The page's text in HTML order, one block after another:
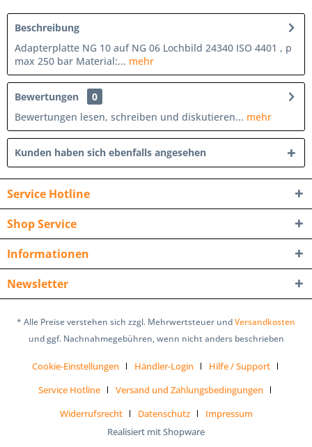
Beschreibung
Adapterplatte NG 10 auf NG 06 Lochbild 24340 ISO 4401 , p
max 250 bar Material:... mehr
Bewertungen
0
Bewertungen lesen, schreiben und diskutieren... mehr
Kunden haben sich ebenfalls angesehen
Service Hotline
Shop Service
Informationen
Newsletter
* Alle Preise verstehen sich zzgl. Mehrwertsteuer undVersandkosten
und ggf. Nachnahmegebühren, wenn nicht anders beschrieben
Cookie-Einstellungen Händler-Login
Hilfe / Support
Service Hotline
Versand und Zahlungsbedingungen
Widerrufsrecht
Datenschutz
Impressum
Realisiert mit Shopware